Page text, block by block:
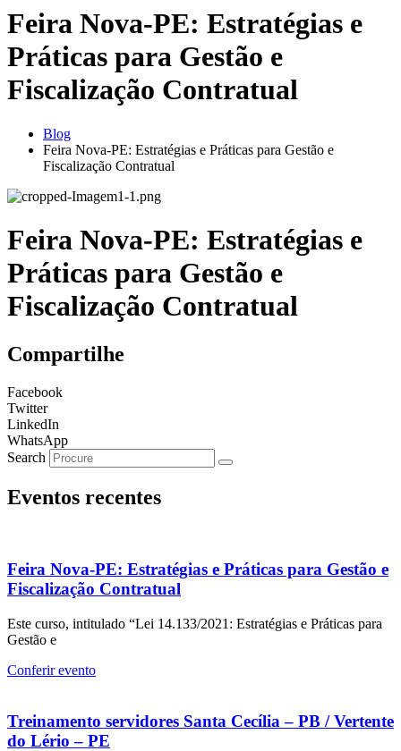
Feira Nova-PE: Estratégias e
Práticas para Gestão e
Fiscalização Contratual
Blog
Feira Nova-PE: Estratégias e Práticas para Gestão e
Fiscalização Contratual
Feira Nova-PE: Estratégias e
Práticas para Gestão e
Fiscalização Contratual
Compartilhe
Facebook
Twitter
LinkedIn
WhatsApp
Search
Eventos recentes
Feira Nova-PE: Estratégias e Práticas para Gestão e
Fiscalização Contratual
Este curso, intitulado “Lei 14.133/2021: Estratégias e Práticas para
Gestão e
Conferir evento
Treinamento servidores Santa Cecília – PB / Vertente
do Lério – PE